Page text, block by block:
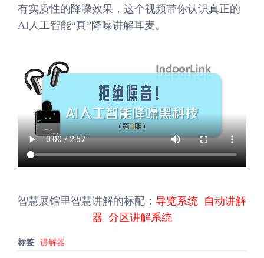
有实质性的降噪效果，这个视频带你认识真正的
AI人工智能“真”降噪讲解耳麦。
智慧展馆里智慧讲解的标配： 导览系统 自动讲解
器 分区讲解系统
标签 讲解器